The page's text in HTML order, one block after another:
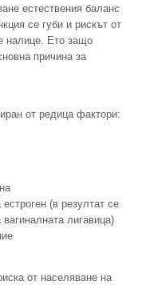
естествения баланс
се губи и рискът от
налице. Ето защо
причина за
от редица фактори:
(в резултат се
лигавица)
от населяване на